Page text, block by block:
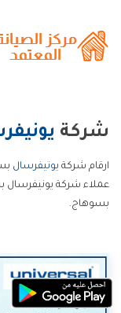
شركة
ارقام شركة يونيفرسال
عملاء شركة
بسوهاج.